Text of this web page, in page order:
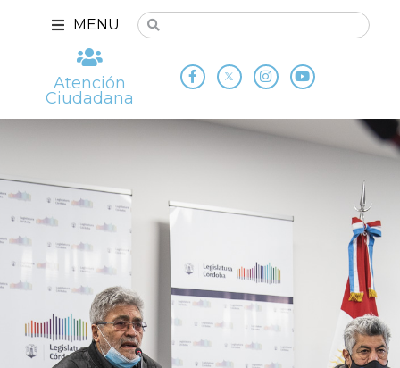
MENU
Atención
Ciudadana